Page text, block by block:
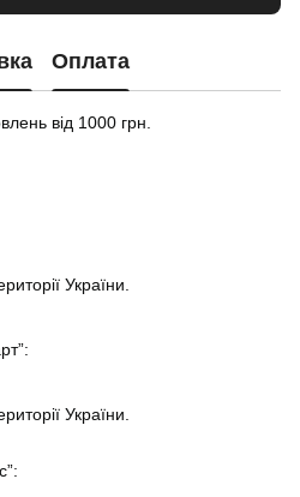
Оплата
від 1000 грн.
України.
України.